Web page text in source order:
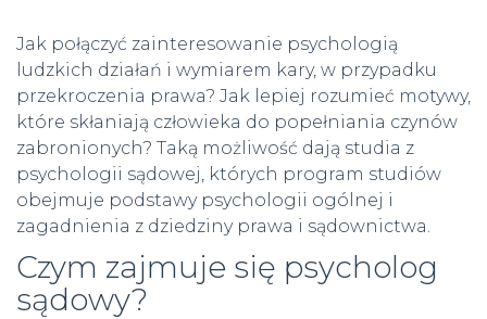
Jak połączyć zainteresowanie psychologią
ludzkich działań i wymiarem kary, w przypadku
przekroczenia prawa? Jak lepiej rozumieć motywy,
które skłaniają człowieka do popełniania czynów
zabronionych? Taką możliwość dają studia z
psychologii sądowej, których program studiów
obejmuje podstawy psychologii ogólnej i
zagadnienia z dziedziny prawa i sądownictwa.
Czym zajmuje się psycholog
sądowy?